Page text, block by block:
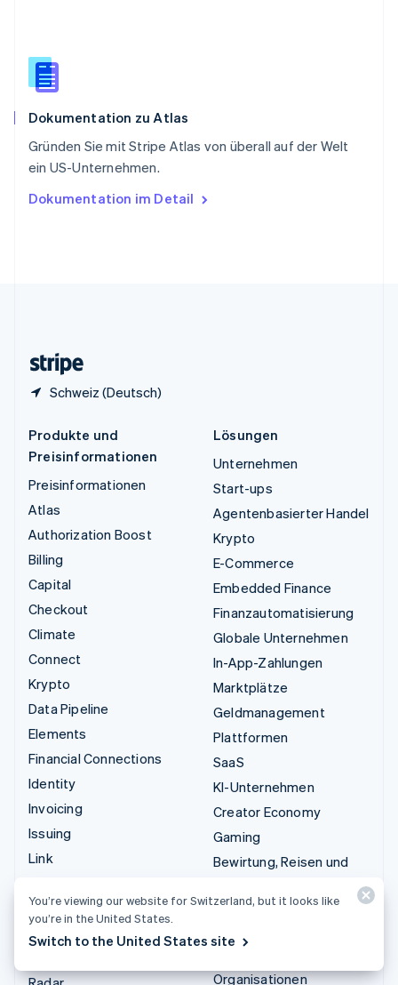
Dokumentation zu Atlas
Gründen Sie mit Stripe Atlas von überall auf der Welt
ein US-Unternehmen.
Dokumentation im Detail
Schweiz (Deutsch)
English
Spanien
Thailand
Tschechische Republik
English
English
Produkte und
Preisinformationen
Preisinformationen
Atlas
Authorization Boost
Billing
Capital
Checkout
Climate
Connect
Krypto
Data Pipeline
Elements
Financial Connections
Identity
Invoicing
Issuing
Link
Zahlungslinks
Payments
Lösungen
Unternehmen
Start-ups
Agentenbasierter Handel
Krypto
E-Commerce
Embedded Finance
Finanzautomatisierung
Globale Unternehmen
In-App-Zahlungen
Marktplätze
Geldmanagement
Plattformen
SaaS
KI-Unternehmen
Creator Economy
Gaming
Bewirtung, Reisen und
Versicherungen
Medien und Unterhaltung
Organisationen
You’re viewing our website for Switzerland, but it looks like
you’re in the United States.
Switch to the United States site